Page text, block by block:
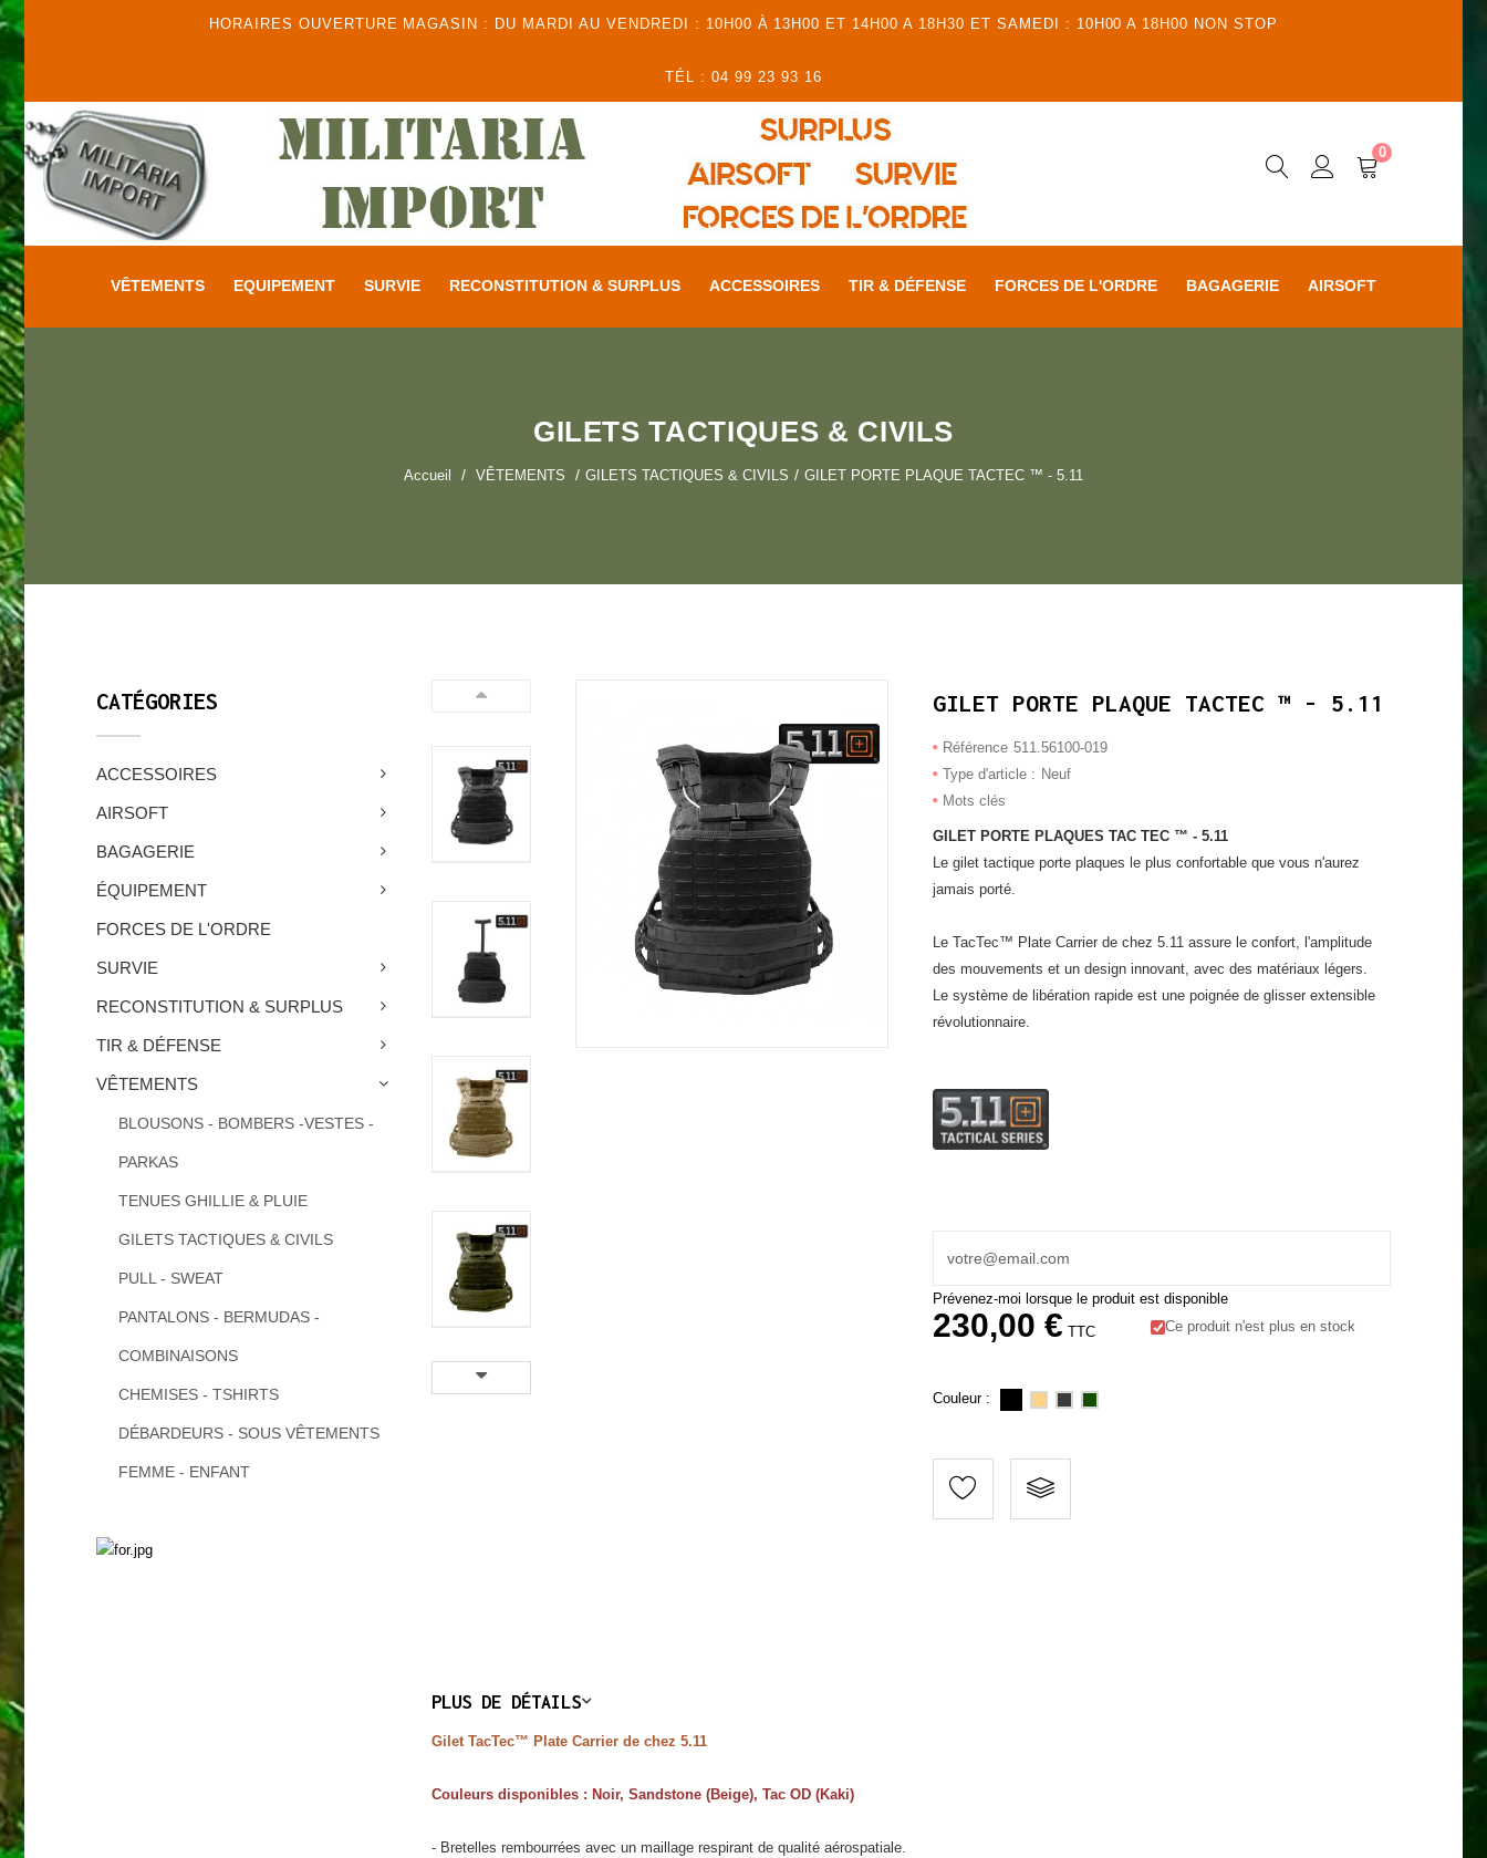
HORAIRES OUVERTURE MAGASIN : DU MARDI AU VENDREDI : 10H00 À 13H00 ET 14H00 A 18H30 ET SAMEDI : 10H00 A 18H00 NON STOP
TÉL : 04 99 23 93 16
0
VÊTEMENTS EQUIPEMENT SURVIE RECONSTITUTION & SURPLUS ACCESSOIRES TIR & DÉFENSE FORCES DE L'ORDRE BAGAGERIE AIRSOFT
GILETS TACTIQUES & CIVILS
Accueil VÊTEMENTS GILETS TACTIQUES & CIVILS GILET PORTE PLAQUE TACTEC ™ - 5.11
CATÉGORIES
ACCESSOIRES
AIRSOFT
BAGAGERIE
ÉQUIPEMENT
FORCES DE L'ORDRE
SURVIE
RECONSTITUTION & SURPLUS
TIR & DÉFENSE
VÊTEMENTS
BLOUSONS - BOMBERS -VESTES -
PARKAS
TENUES GHILLIE & PLUIE
GILETS TACTIQUES & CIVILS
PULL - SWEAT
PANTALONS - BERMUDAS -
COMBINAISONS
CHEMISES - TSHIRTS
DÉBARDEURS - SOUS VÊTEMENTS
FEMME - ENFANT
GILET PORTE PLAQUE TACTEC ™ - 5.11
Référence 511.56100-019
Type d'article : Neuf
Mots clés
GILET PORTE PLAQUES TAC TEC ™ - 5.11
Le gilet tactique porte plaques le plus confortable que vous n'aurez
jamais porté.
Le TacTec™ Plate Carrier de chez 5.11 assure le confort, l'amplitude
des mouvements et un design innovant, avec des matériaux légers.
Le système de libération rapide est une poignée de glisser extensible
révolutionnaire.
Prévenez-moi lorsque le produit est disponible
230,00 € TTC Ce produit n'est plus en stock
Couleur :
PLUS DE DÉTAILS
Gilet TacTec™ Plate Carrier de chez 5.11
Couleurs disponibles : Noir, Sandstone (Beige), Tac OD (Kaki)
- Bretelles rembourrées avec un maillage respirant de qualité aérospatiale.